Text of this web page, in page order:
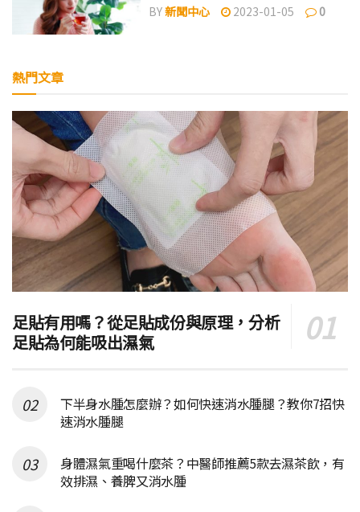
BY新聞中心 2023-01-05 0
熱門文章
足貼有用嗎？從足貼成份與原理，分析
足貼為何能吸出濕氣
下半身水腫怎麼辦？如何快速消水腫腿？教你7招快
速消水腫腿
身體濕氣重喝什麼茶？中醫師推薦5款去濕茶飲，有
效排濕、養脾又消水腫